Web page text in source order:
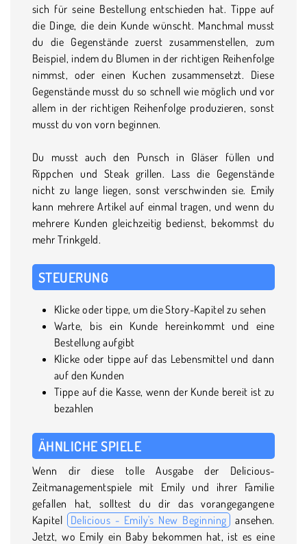
sich für seine Bestellung entschieden hat. Tippe auf
die Dinge, die dein Kunde wünscht. Manchmal musst
du die Gegenstände zuerst zusammenstellen, zum
Beispiel, indem du Blumen in der richtigen Reihenfolge
nimmst, oder einen Kuchen zusammensetzt. Diese
Gegenstände musst du so schnell wie möglich und vor
allem in der richtigen Reihenfolge produzieren, sonst
musst du von vorn beginnen.
Du musst auch den Punsch in Gläser füllen und
Rippchen und Steak grillen. Lass die Gegenstände
nicht zu lange liegen, sonst verschwinden sie. Emily
kann mehrere Artikel auf einmal tragen, und wenn du
mehrere Kunden gleichzeitig bedienst, bekommst du
mehr Trinkgeld.
STEUERUNG
Klicke oder tippe, um die Story-Kapitel zu sehen
Warte, bis ein Kunde hereinkommt und eine
Bestellung aufgibt
Klicke oder tippe auf das Lebensmittel und dann
auf den Kunden
Tippe auf die Kasse, wenn der Kunde bereit ist zu
bezahlen
ÄHNLICHE SPIELE
Wenn dir diese tolle Ausgabe der Delicious-
Zeitmanagementspiele mit Emily und ihrer Familie
gefallen hat, solltest du dir das vorangegangene
Kapitel
Delicious - Emily's New Beginning ansehen.
Jetzt, wo Emily ein Baby bekommen hat, ist es eine